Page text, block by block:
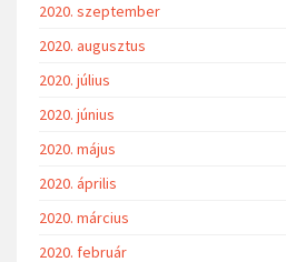
2020. szeptember
2020. augusztus
2020. július
2020. június
2020. május
2020. április
2020. március
2020. február